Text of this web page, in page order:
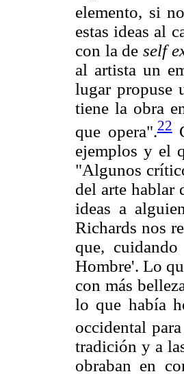
elemento, si
estas ideas al
con la deself
al artista un
lugar propuse
tiene la obra
que opera".22
ejemplos y el
"Algunos
del arte hablar
ideas a
Richards nos
que,
Hombre'. Lo
con más
lo que había
occidental
tradición y a
obraban en